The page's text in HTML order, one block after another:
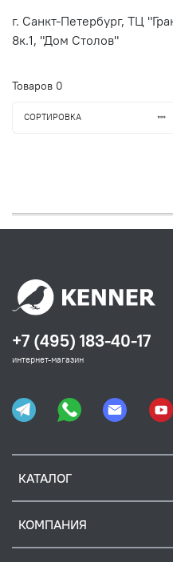
г. Санкт-Петербург, ТЦ
8к.1, "Дом Столов"
Товаров 0
СОРТИРОВКА
КАТАЛОГ
КОМПАНИЯ
+7 (495) 183-40-17
интернет-магазин